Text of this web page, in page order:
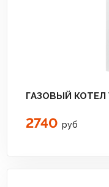
ГАЗОВЫЙ КОТЕЛ
2740 руб